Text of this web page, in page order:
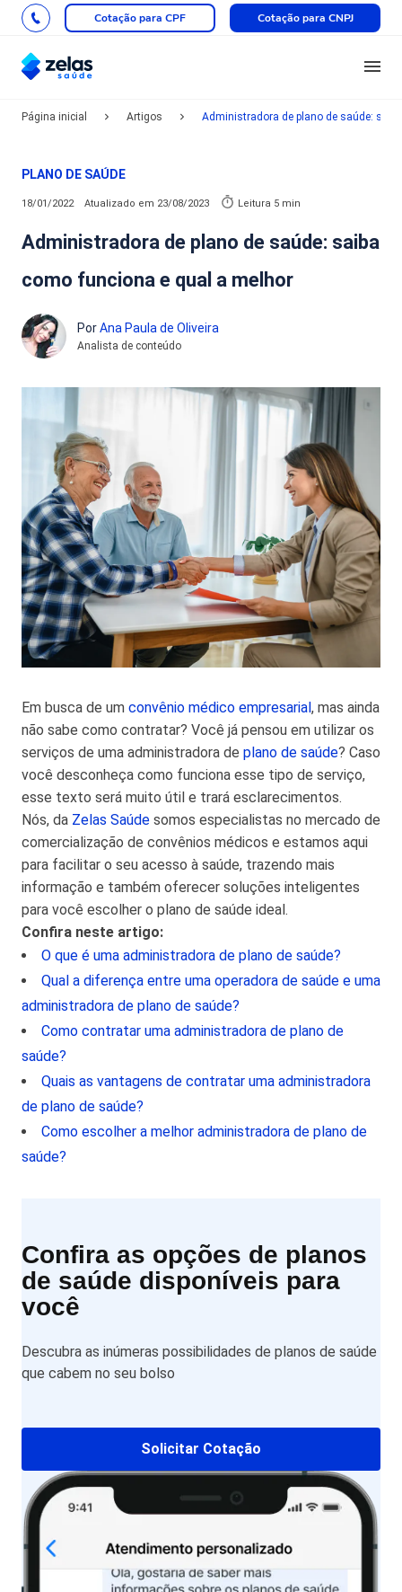
Cotação para CPF Cotação para CNPJ
Página inicial Artigos Administradora de plano de saúde:
PLANO DE SAÚDE
18/01/2022 Atualizado em 23/08/2023 Leitura 5 min
Administradora de plano de saúde: saiba
como funciona e qual a melhor
PorAna Paula de Oliveira
Analista de conteúdo
Em busca de um convênio médico empresarial, mas ainda
não sabe como contratar? Você já pensou em utilizar os
serviços de uma administradora de plano de saúde? Caso
você desconheça como funciona esse tipo de serviço,
esse texto será muito útil e trará esclarecimentos.
Nós, da Zelas Saúde somos especialistas no mercado de
comercialização de convênios médicos e estamos aqui
para facilitar o seu acesso à saúde, trazendo mais
informação e também oferecer soluções inteligentes
para você escolher o plano de saúde ideal.
Confira neste artigo:
O que é uma administradora de plano de saúde?
Qual a diferença entre uma operadora de saúde e uma
administradora de plano de saúde?
Como contratar uma administradora de plano de
saúde?
Quais as vantagens de contratar uma administradora
de plano de saúde?
Como escolher a melhor administradora de plano de
saúde?
Confira as opções de planos
de saúde disponíveis para
você
Descubra as inúmeras possibilidades de planos de saúde
que cabem no seu bolso
Solicitar Cotação